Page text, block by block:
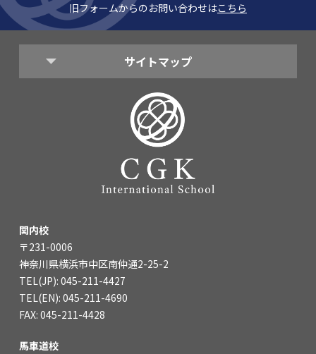
海外留学・グローバル
学校経営コンサル
保育園用物件紹介
旧フォームからのお問い合わせはこちら
サイトマップ
関内校
〒231-0006
神奈川県横浜市中区南仲通2-25-2
TEL(JP): 045-211-4427
TEL(EN): 045-211-4690
FAX: 045-211-4428
馬車道校